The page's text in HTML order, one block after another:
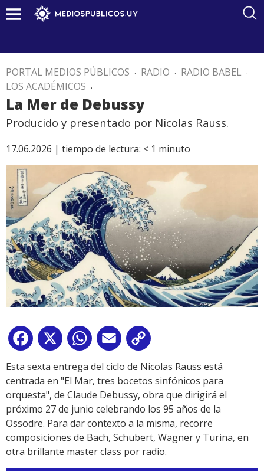
PORTAL MEDIOS PÚBLICOS . RADIO . RADIO BABEL .
LOS ACADÉMICOS .
La Mer de Debussy
Producido y presentado por Nicolas Rauss.
17.06.2026 | tiempo de lectura: < 1 minuto
Facebook
X WhatsApp
Email
Link
Esta sexta entrega del ciclo de Nicolas Rauss está
centrada en "El Mar, tres bocetos sinfónicos para
orquesta", de Claude Debussy, obra que dirigirá el
próximo 27 de junio celebrando los 95 años de la
Ossodre. Para dar contexto a la misma, recorre
composiciones de Bach, Schubert, Wagner y Turina, en
otra brillante master class por radio.